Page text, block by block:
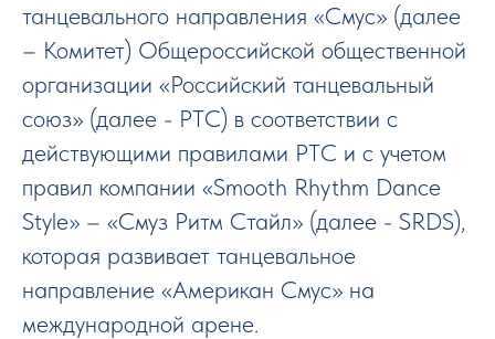
танцевального направления «Смус» (далее
– Комитет) Общероссийской общественной
организации «Российский танцевальный
союз» (далее - РТС) в соответствии с
действующими правилами РТС и с учетом
правил компании «Smooth Rhythm Dance
Style» – «Смуз Ритм Стайл» (далее - SRDS),
которая развивает танцевальное
направление «Американ Смус» на
международной арене.